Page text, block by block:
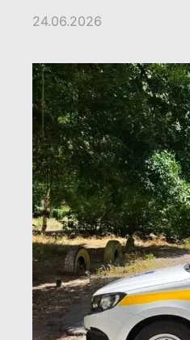
24.06.2026